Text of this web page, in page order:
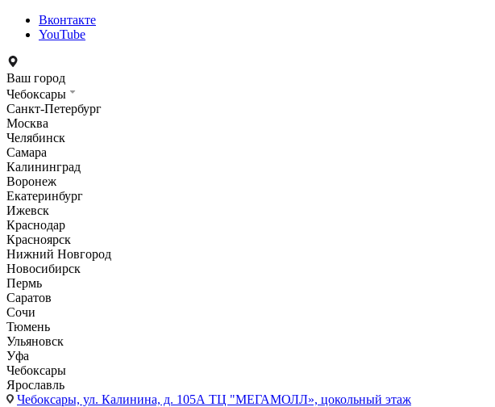
Вконтакте
YouTube
Ваш город
Чебоксары
Санкт-Петербург
Москва
Челябинск
Самара
Калининград
Воронеж
Екатеринбург
Ижевск
Краснодар
Красноярск
Нижний Новгород
Новосибирск
Пермь
Саратов
Сочи
Тюмень
Ульяновск
Уфа
Чебоксары
Ярославль
Чебоксары, ул. Калинина, д. 105А ТЦ "МЕГАМОЛЛ», цокольный этаж